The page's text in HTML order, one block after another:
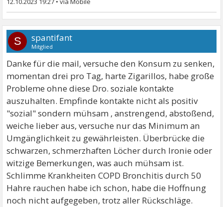
S spantifant
Mitglied
Danke für die mail, versuche den Konsum zu senken,
momentan drei pro Tag, harte Zigarillos, habe große
Probleme ohne diese Dro. soziale kontakte
auszuhalten. Empfinde kontakte nicht als positiv
"sozial" sondern mühsam , anstrengend, abstoßend,
weiche lieber aus, versuche nur das Minimum an
Umgänglichkeit zu gewährleisten. Überbrücke die
schwarzen, schmerzhaften Löcher durch Ironie oder
witzige Bemerkungen, was auch mühsam ist.
Schlimme Krankheiten COPD Bronchitis durch 50
Hahre rauchen habe ich schon, habe die Hoffnung
noch nicht aufgegeben, trotz aller Rückschläge.